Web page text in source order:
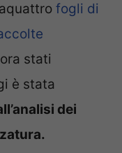
fogli di
stati
è stata
dei